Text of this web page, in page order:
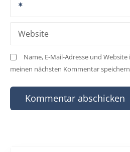
Website
Name, E-Mail-Adresse und
meinen nächsten Kommentar